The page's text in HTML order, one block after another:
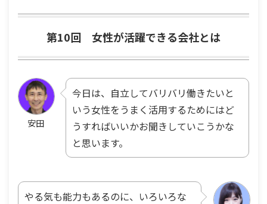
第10回 女性が活躍できる会社とは
安田
今日は、自立してバリバリ働きたいと
いう女性をうまく活用するためにはど
うすればいいかお聞きしていこうかな
と思います。
やる気も能力もあるのに、いろいろな